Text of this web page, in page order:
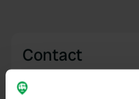
Contact